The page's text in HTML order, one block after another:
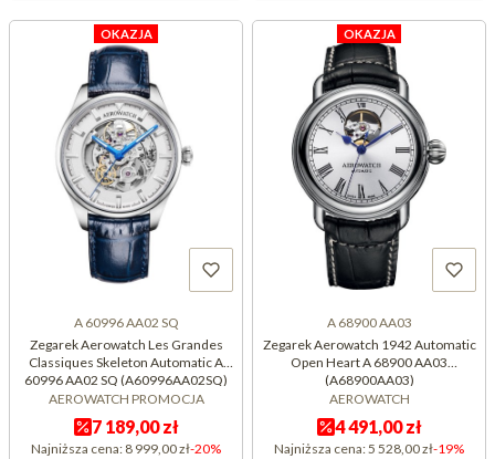
OKAZJA
A 60996 AA02 SQ
Zegarek Aerowatch Les Grandes
Classiques Skeleton Automatic A
60996 AA02 SQ (A60996AA02SQ)
AEROWATCH PROMOCJA
7 189,00 zł
Najniższa cena: 8 999,00 zł-20%
OKAZJA
A 68900 AA03
Zegarek Aerowatch 1942 Automatic
Open Heart A 68900 AA03
(A68900AA03)
AEROWATCH
4 491,00 zł
Najniższa cena:5 528,00 zł-19%